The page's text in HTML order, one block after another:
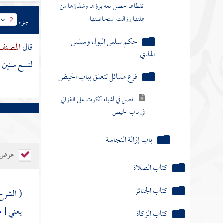
فرع مسائل تتعلق بباب الحيض
فصل في أشياء أنكرت على الغزالي
في باب الحيض
باب إزالة النجاسة
كتاب الصلاة
كتاب الزكاة
كتاب الصيام
كتاب الاعتكاف
جزء 2
قال
لتسع
عرض
(
يعني[